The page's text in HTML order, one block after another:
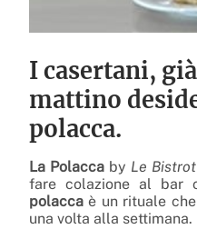
I casertani,
mattino
polacca.
La Polacca by Le Bistrot
fare colazione al
polacca è un rituale
una volta alla settimana.